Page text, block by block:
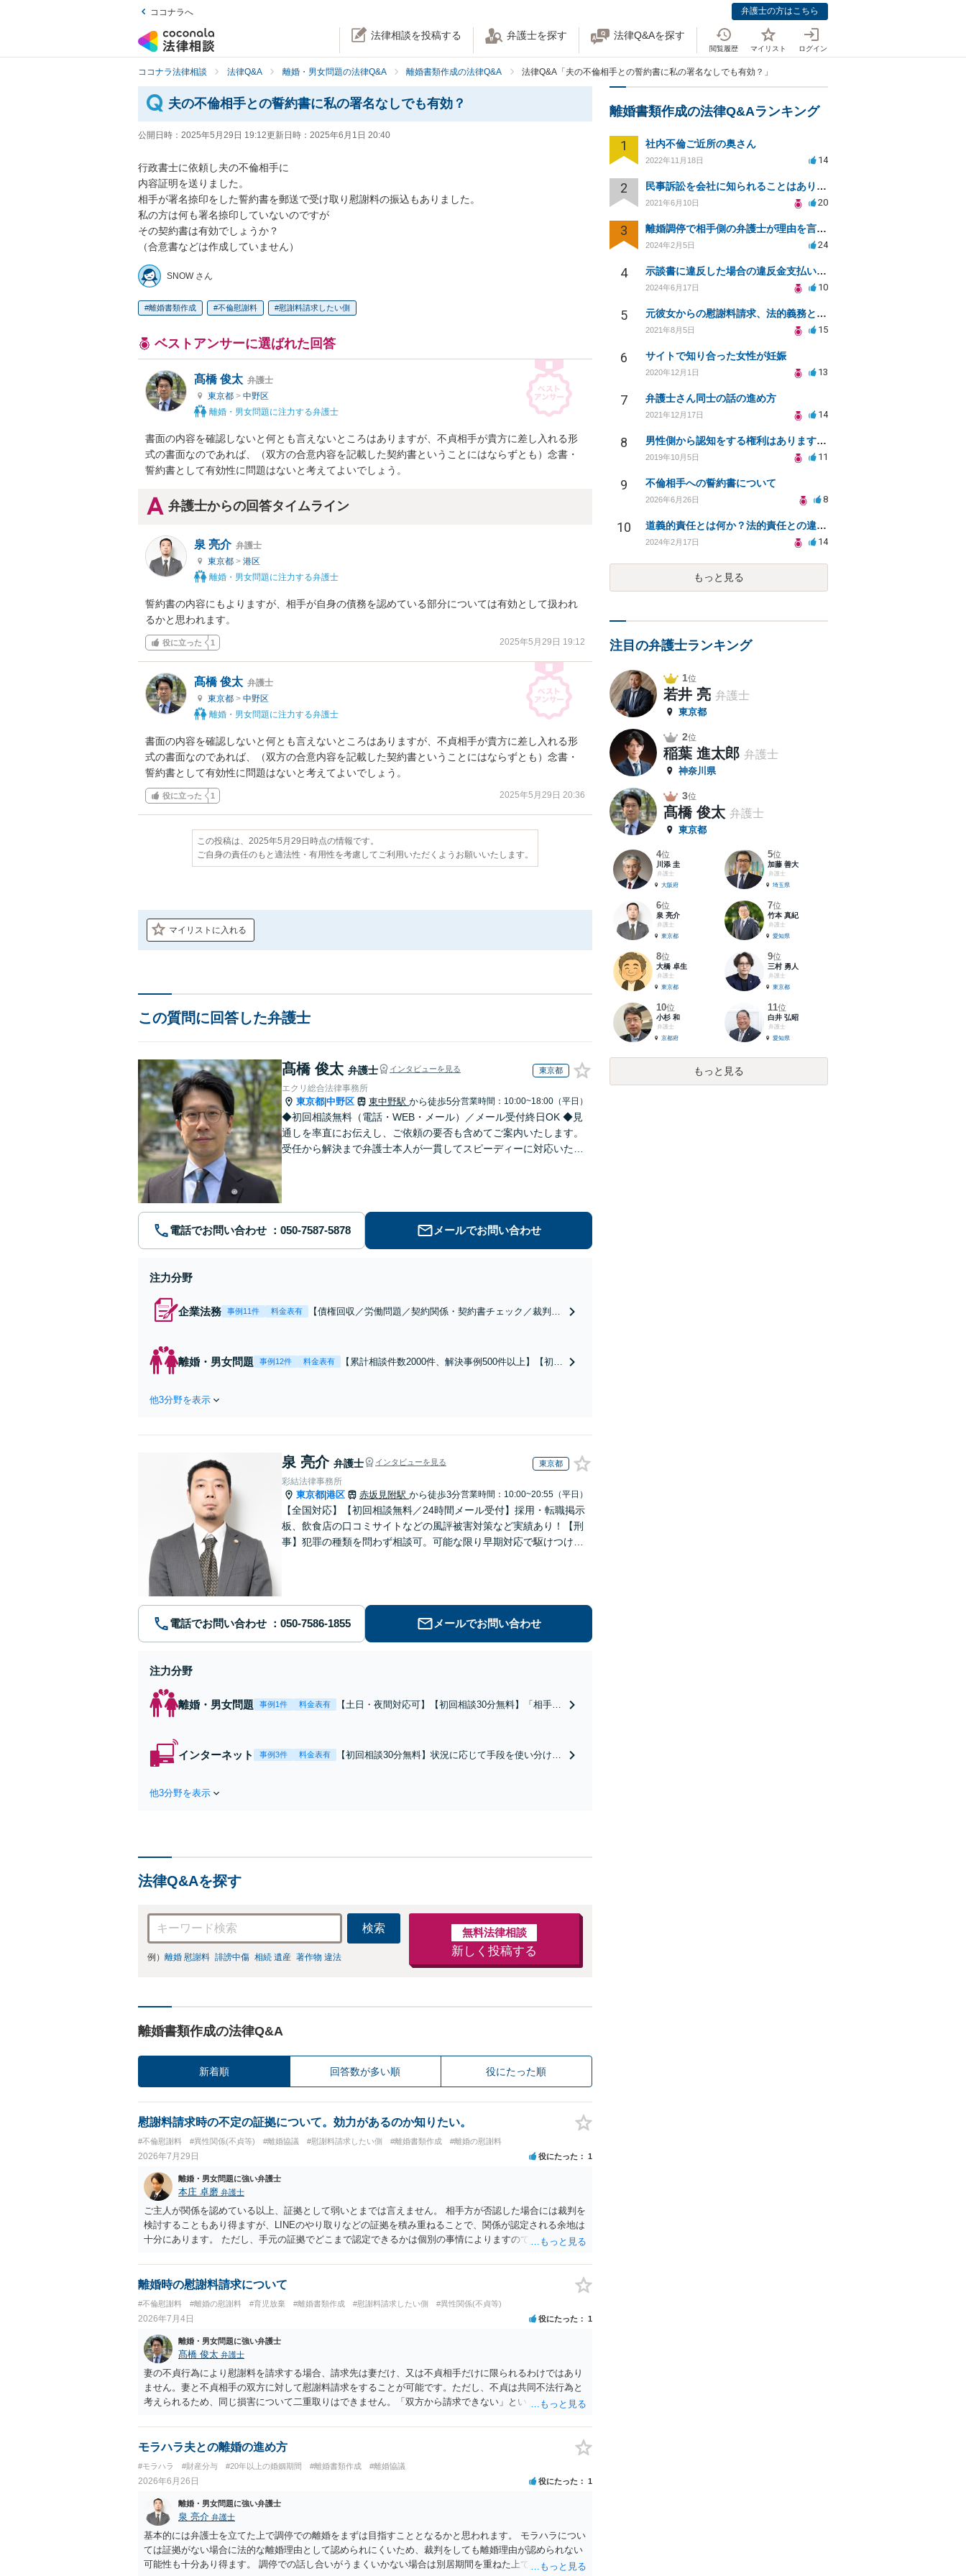
ココナラへ 弁護士の方はこちら
法律相談を投稿する 弁護士を探す 法律Q&Aを探す
閲覧履歴 マイリスト ログイン
ココナラ法律相談 法律Q&A 離婚・男女問題の法律Q&A 離婚書類作成の法律Q&A 法律Q&A「夫の不倫相手との誓約書に私の署名なしでも有効？」
夫の不倫相手との誓約書に私の署名なしでも有効？
公開日時： 2025年5月29日 19:12更新日時： 2025年6月1日 20:40
行政書士に依頼し夫の不倫相手に
内容証明を送りました。
相手が署名捺印をした誓約書を郵送で受け取り慰謝料の振込もありました。
私の方は何も署名捺印していないのですが
その契約書は有効でしょうか？
（合意書などは作成していません）
SNOW さん
離婚書類作成 不倫慰謝料 慰謝料請求したい側
ベストアンサーに選ばれた回答
髙橋 俊太 弁護士
東京都 > 中野区
離婚・男女問題に注力する弁護士
書面の内容を確認しないと何とも言えないところはありますが、不貞相手が貴方に差し入れる形
式の書面なのであれば、（双方の合意内容を記載した契約書ということにはならずとも）念書・
誓約書として有効性に問題はないと考えてよいでしょう。
弁護士からの回答タイムライン
泉 亮介 弁護士
東京都 > 港区
離婚・男女問題に注力する弁護士
誓約書の内容にもよりますが、相手が自身の債務を認めている部分については有効として扱われ
るかと思われます。
役に立った 1 2025年5月29日 19:12
髙橋 俊太 弁護士
東京都 > 中野区
離婚・男女問題に注力する弁護士
書面の内容を確認しないと何とも言えないところはありますが、不貞相手が貴方に差し入れる形
式の書面なのであれば、（双方の合意内容を記載した契約書ということにはならずとも）念書・
誓約書として有効性に問題はないと考えてよいでしょう。
役に立った 1 2025年5月29日 20:36
この投稿は、2025年5月29日時点の情報です。
ご自身の責任のもと適法性・有用性を考慮してご利用いただくようお願いいたします。
マイリストに入れる
この質問に回答した弁護士
髙橋 俊太 弁護士 インタビューを見る 東京都
エクリ総合法律事務所
東京都 中野区 東中野駅 から徒歩5分営業時間：10:00~18:00（平日）
◆初回相談無料（電話・WEB・メール）／メール受付終日OK ◆見
通しを率直にお伝えし、ご依頼の要否も含めてご案内いたします。
受任から解決まで弁護士本人が一貫してスピーディーに対応いたし
電話でお問い合わせ メールでお問い合わせ
注力分野
企業法務 事例11件 料金表有
【債権回収／労働問題／契約関係・契約書チェック／裁判対
をお探しの方もご相談ください！【顧問経験豊富】【個別案
件も対応OK】
離婚・男女問題 事例12件 料金表有
【累計相談件数2000件、解決事例500件以上】【初回
他3分野を表示
泉 亮介 弁護士 インタビューを見る 東京都
彩結法律事務所
東京都 港区 赤坂見附駅 から徒歩3分営業時間：10:00~20:55（平日）
【全国対応】【初回相談無料／24時間メール受付】採用・転職掲示
板、飲食店の口コミサイトなどの風評被害対策など実績あり！【刑
事】犯罪の種類を問わず相談可。可能な限り早期対応で駆けつけサ
電話でお問い合わせ メールでお問い合わせ
注力分野
離婚・男女問題 事例1件 料金表有
【土日・夜間対応可】【初回相談30分無料】「相手方
金額アップ／減額交渉も対応可」【完全個室対応】
インターネット 事例3件 料金表有
【初回相談30分無料】状況に応じて手段を使い分け、
他3分野を表示
法律Q&Aを探す
検索
例） 離婚 慰謝料 誹謗中傷 相続 遺産 著作物 違法
無料法律相談
新しく投稿する
離婚書類作成の法律Q&A
新着順 回答数が多い順 役にたった順
慰謝料請求時の不定の証拠について。効力があるのか知りたい。
#不倫慰謝料 #異性関係(不貞等) #離婚協議 #慰謝料請求したい側 #離婚書類作成 #離婚の慰謝料
2026年7月29日 役にたった 1
離婚・男女問題に強い弁護士
本庄 卓磨 弁護士
ご主人が関係を認めている以上、証拠として弱いとまでは言えません。 相手方が否認した場合には裁判を
検討することもあり得ますが、LINEのやり取りなどの証拠を積み重ねることで、関係が認定される余地は
十分にあります。 ただし、手元の証拠でどこまで認定できるかは個別の事情によりますので、お早めに弁
離婚時の慰謝料請求について
#不倫慰謝料 #離婚の慰謝料 #育児放棄 #離婚書類作成 #慰謝料請求したい側 #異性関係(不貞等)
2026年7月4日 役にたった 1
離婚・男女問題に強い弁護士
髙橋 俊太 弁護士
妻の不貞行為により慰謝料を請求する場合、請求先は妻だけ、又は不貞相手だけに限られるわけではあり
ません。妻と不貞相手の双方に対して慰謝料請求をすることが可能です。ただし、不貞は共同不法行為と
考えられるため、同じ損害について二重取りはできません。「双方から請求できない」というより、「双
モラハラ夫との離婚の進め方
#モラハラ #財産分与 #20年以上の婚姻期間 #離婚書類作成 #離婚協議
2026年6月26日 役にたった 1
離婚・男女問題に強い弁護士
泉 亮介 弁護士
基本的には弁護士を立てた上で調停での離婚をまずは目指すこととなるかと思われます。 モラハラについ
ては証拠がない場合に法的な離婚理由として認められにくいため、裁判をしても離婚理由が認められない
可能性も十分あり得ます。 調停での話し合いがうまくいかない場合は別居期間を重ねた上で離婚裁判を行
離婚書類作成の法律Q&Aランキング
1 社内不倫ご近所の奥さん
2022年11月18日 14
2 民事訴訟を会社に知られることはありますか？
2021年6月10日 20
3 離婚調停で相手側の弁護士が理由を言わずに終わった場合の対応について
2024年2月5日 24
4 示談書に違反した場合の違反金支払い請求についての相談
2024年6月17日 10
5 元彼女からの慰謝料請求、法的義務と対応策は？
2021年8月5日 15
6 サイトで知り合った女性が妊娠
2020年12月1日 13
7 弁護士さん同士の話の進め方
2021年12月17日 14
8 男性側から認知をする権利はありますか？認知を拒否され父親になる権利を奪われたら法律問題になりますか？
2019年10月5日 11
9 不倫相手への誓約書について
2026年6月26日 8
10 道義的責任とは何か？法的責任との違いと影響を解説
2024年2月17日 14
もっと見る
注目の弁護士ランキング
1位
若井 亮 弁護士
東京都
2位
稲葉 進太郎 弁護士
神奈川県
3位
髙橋 俊太 弁護士
東京都
4位
川添 圭
弁護士
大阪府
5位
加藤 善大
弁護士
埼玉県
6位
泉 亮介
弁護士
東京都
7位
竹本 真紀
弁護士
愛知県
8位
大橋 卓生
弁護士
東京都
9位
三村 勇人
弁護士
東京都
10位
小杉 和
弁護士
京都府
11位
白井 弘昭
弁護士
愛知県
もっと見る